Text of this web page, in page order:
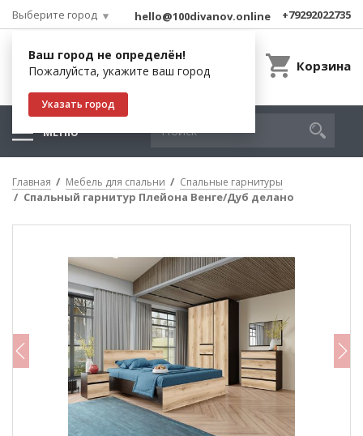
Выберите город
Ваш город не определён!
Пожалуйста, укажите ваш город
Указать город
hello@100divanov.online +79292022735
Корзина
МЕНЮ
Главная Мебель для спальни Спальные гарнитуры
Спальный гарнитур Плейона Венге/Дуб делано